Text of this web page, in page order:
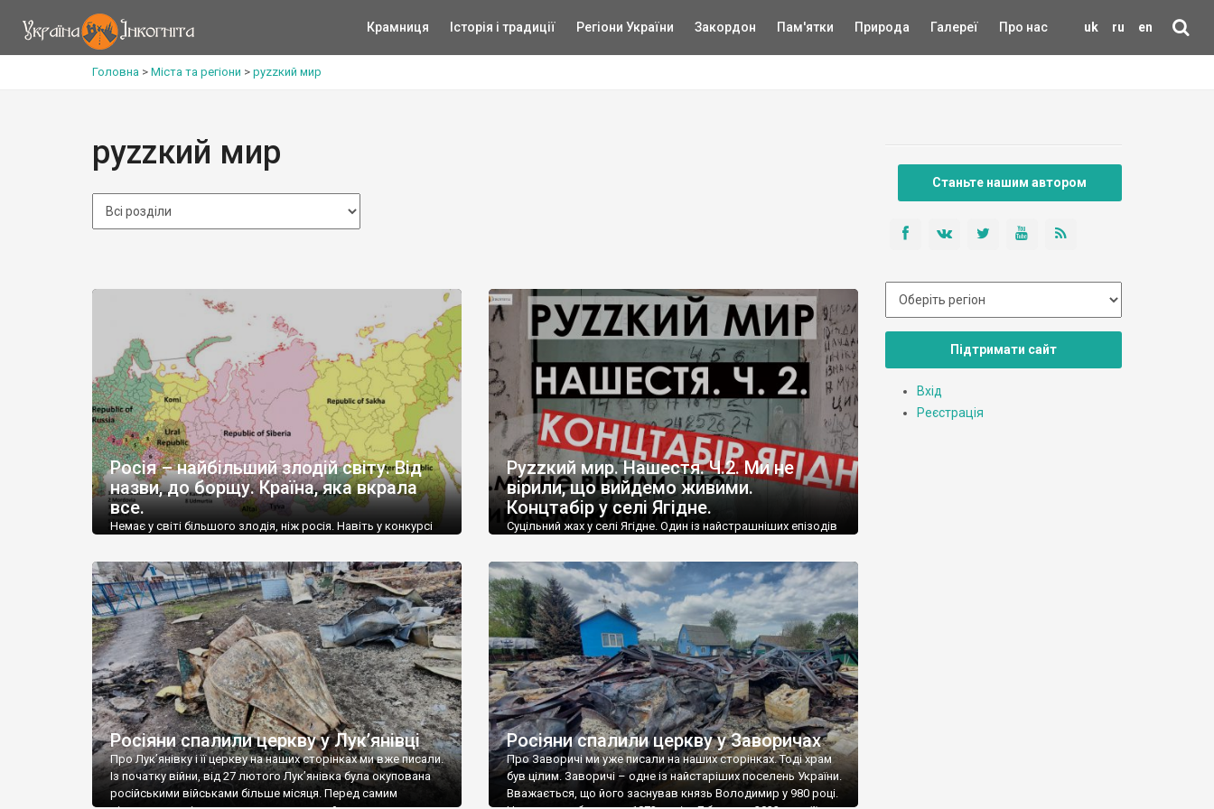
uk ru en
Крамниця Історія і традиції Регіони України Закордон Пам'ятки Природа Галереї Про нас
Головна > Міста та регіони > руzzкий мир
руzzкий мир
Росія – найбільший злодій світу. Від
назви, до борщу. Країна, яка вкрала
все.
Немає у світі більшого злодія, ніж росія. Навіть у конкурсі
конкурсом – такої вагової категорії більше немає у світі,
щоб тягатись із московією. Росія вкрала землю.
Елементарна логіка підказує, що такі гігантські розміри росії
– результат багатовікових завоювань. Починаючи від
територій, на яких лежить москва, і […]
Руzzкий мир. Нашестя. Ч.2. Ми не
вірили, що вийдемо живими.
Концтабір у селі Ягідне.
Суцільний жах у селі Ягідне. Один із найстрашніших епізодів
(Чернігівщина) росіяни тримали майже 400!!! людей у
тісному шкільному підвалі. Дивіться відео на нашому
каналі. Наймолодшому було 3 місяці, найстаршому 93 роки.
Місця було наскільки мало, що можна було лише сидіти!!!
Повітря майже не було, щоб конденсат, […]
Росіяни спалили церкву у Лук’янівці
Про Лук’янівку і її церкву на наших сторінках ми вже писали.
Із початку війни, від 27 лютого Лук’янівка була окупована
російськими військами більше місяця. Перед самим
Росіяни спалили церкву у Заворичах
Про Заворичі ми уже писали на наших сторінках. Тоді храм
був цілим. Заворичі – одне із найстаріших поселень України.
Вважається, що його заснував князь Володимир у 980 році.
Станьте нашим автором
Підтримати сайт
Вхід
Реєстрація